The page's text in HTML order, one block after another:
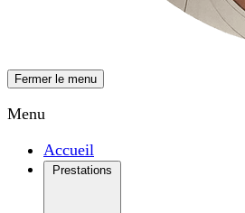
Fermer le menu
Menu
Accueil
Prestations